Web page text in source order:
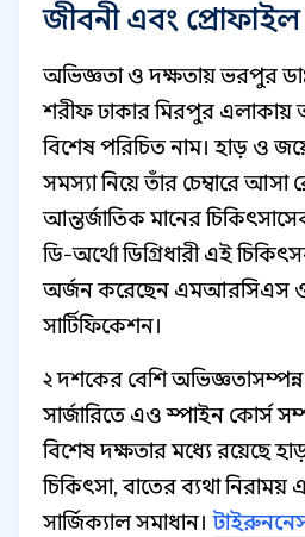
জীবনী এবং
অভিজ্ঞতা ও দক্ষতায় ভরপুর
শরীফ ঢাকার মিরপুর এলাকায়
বিশেষ পরিচিত নাম। হাড় ও
সমস্যা নিয়ে তাঁর চেম্বারে আসা
আন্তর্জাতিক মানের
ডি-অর্থো ডিগ্রিধারী এই
অর্জন করেছেন এমআরসিএস
সার্টিফিকেশন।
২ দশকের বেশি
সার্জারিতে এও স্পাইন কোর্স
বিশেষ দক্ষতার মধ্যে রয়েছে
চিকিৎসা, বাতের ব্যথা
সার্জিক্যাল সমাধান।